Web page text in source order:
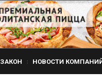
ЗАКОН НОВОСТИ